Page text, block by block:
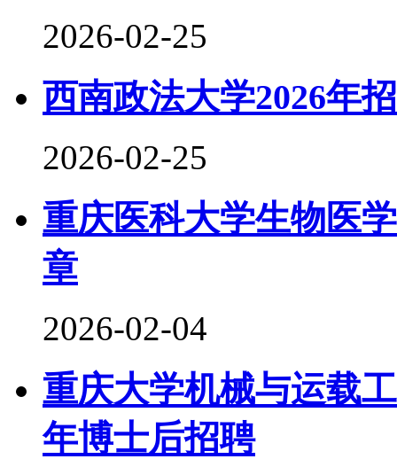
2026-02-25
西南政法大学2026年
2026-02-25
重庆医科大学生物医
章
2026-02-04
重庆大学机械与运载
年博士后招聘